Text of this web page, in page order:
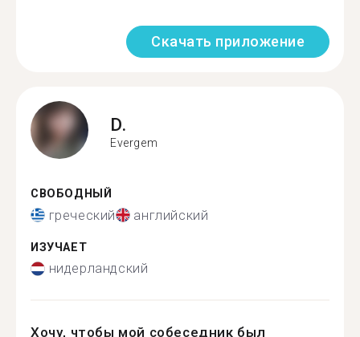
Скачать приложение
D.
Evergem
СВОБОДНЫЙ
греческий английский
ИЗУЧАЕТ
нидерландский
Хочу, чтобы мой собеседник был